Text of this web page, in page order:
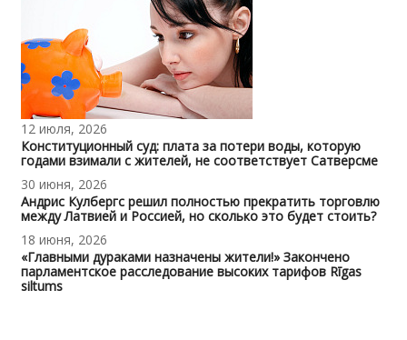
12 июля, 2026
Конституционный суд: плата за потери воды, которую
годами взимали с жителей, не соответствует Сатверсме
30 июня, 2026
Андрис Кулбергс решил полностью прекратить торговлю
между Латвией и Россией, но сколько это будет стоить?
18 июня, 2026
«Главными дураками назначены жители!» Закончено
парламентское расследование высоких тарифов Rīgas
siltums